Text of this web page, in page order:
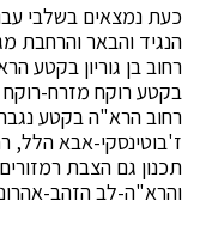
כעת נמצאים בשלבי
הנגיד והבאר והרחבת
רחוב בן גוריון בקטע
בקטע רוקח מזרח-
רחוב הרא"ה בקטע
ז'בוטינסקי-אבא הלל,
תכנון גם הצבת
והרא"ה-לב הזהב-